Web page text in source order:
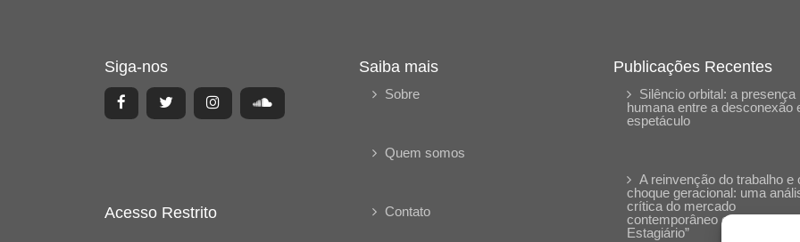
Siga-nos
Acesso Restrito
Saiba mais
Sobre
Quem somos
Contato
Publicações Recentes
Silêncio orbital: a presença
humana entre a desconexão
espetáculo
A reinvenção do trabalho e
choque geracional: uma
crítica do mercado
contemporâneo em “Um
Estagiário”